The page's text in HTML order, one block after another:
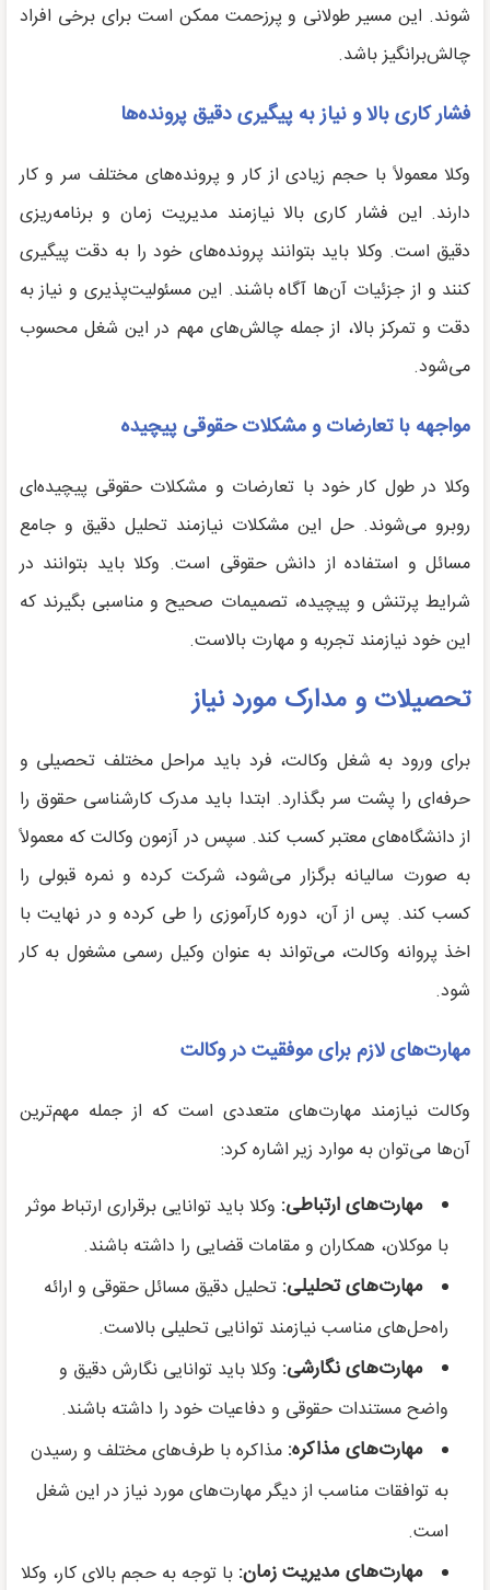
شوند. این مسیر طولانی و پرزحمت ممکن است برای برخی افراد
چالش‌برانگیز باشد.
فشار کاری بالا و نیاز به پیگیری دقیق پرونده‌ها
وکلا معمولاً با حجم زیادی از کار و پرونده‌های مختلف سر و کار
دارند. این فشار کاری بالا نیازمند مدیریت زمان و برنامه‌ریزی
دقیق است. وکلا باید بتوانند پرونده‌های خود را به دقت پیگیری
کنند و از جزئیات آن‌ها آگاه باشند. این مسئولیت‌پذیری و نیاز به
دقت و تمرکز بالا، از جمله چالش‌های مهم در این شغل محسوب
می‌شود.
مواجهه با تعارضات و مشکلات حقوقی پیچیده
وکلا در طول کار خود با تعارضات و مشکلات حقوقی پیچیده‌ای
روبرو می‌شوند. حل این مشکلات نیازمند تحلیل دقیق و جامع
مسائل و استفاده از دانش حقوقی است. وکلا باید بتوانند در
شرایط پرتنش و پیچیده، تصمیمات صحیح و مناسبی بگیرند که
این خود نیازمند تجربه و مهارت بالاست.
تحصیلات و مدارک مورد نیاز
برای ورود به شغل وکالت، فرد باید مراحل مختلف تحصیلی و
حرفه‌ای را پشت سر بگذارد. ابتدا باید مدرک کارشناسی حقوق را
از دانشگاه‌های معتبر کسب کند. سپس در آزمون وکالت که معمولاً
به صورت سالیانه برگزار می‌شود، شرکت کرده و نمره قبولی را
کسب کند. پس از آن، دوره کارآموزی را طی کرده و در نهایت با
اخذ پروانه وکالت، می‌تواند به عنوان وکیل رسمی مشغول به کار
شود.
مهارت‌های لازم برای موفقیت در وکالت
وکالت نیازمند مهارت‌های متعددی است که از جمله مهم‌ترین
آن‌ها می‌توان به موارد زیر اشاره کرد:
مهارت‌های ارتباطی: وکلا باید توانایی برقراری ارتباط موثر
با موکلان، همکاران و مقامات قضایی را داشته باشند.
مهارت‌های تحلیلی: تحلیل دقیق مسائل حقوقی و ارائه
راه‌حل‌های مناسب نیازمند توانایی تحلیلی بالاست.
مهارت‌های نگارشی: وکلا باید توانایی نگارش دقیق و
واضح مستندات حقوقی و دفاعیات خود را داشته باشند.
مهارت‌های مذاکره: مذاکره با طرف‌های مختلف و رسیدن
به توافقات مناسب از دیگر مهارت‌های مورد نیاز در این شغل
است.
مهارت‌های مدیریت زمان: با توجه به حجم بالای کار، وکلا